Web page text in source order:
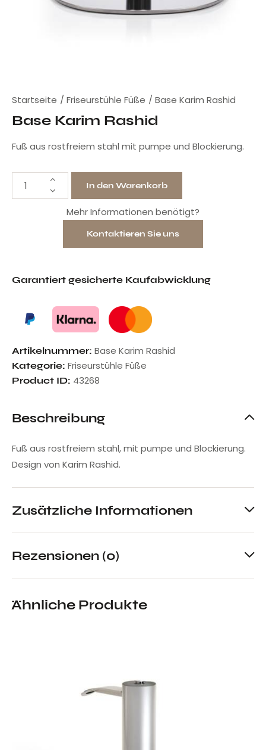
Startseite Friseurstühle Füße Base Karim Rashid
Base Karim Rashid
Fuß aus rostfreiem stahl mit pumpe und Blockierung.
In den Warenkorb
Mehr Informationen benötigt?
Kontaktieren Sie uns
Garantiert gesicherte Kaufabwicklung
Artikelnummer: Base Karim Rashid
Kategorie: Friseurstühle Füße
Product ID: 43268
Beschreibung
Fuß aus rostfreiem stahl, mit pumpe und Blockierung.
Design von Karim Rashid.
Zusätzliche Informationen
Rezensionen (0)
Ähnliche Produkte